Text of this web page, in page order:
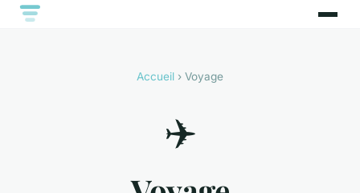
Accueil › Voyage
✈️